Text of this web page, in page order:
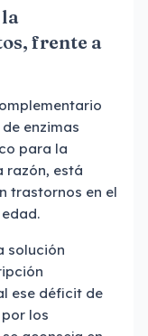
frente a
enzimas
para la
razón, está
trastornos en el
solución
ese déficit de
los